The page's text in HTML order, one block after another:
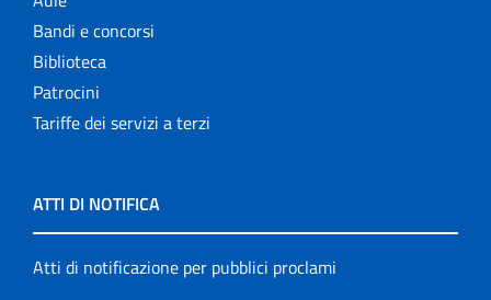
Bandi e concorsi
Biblioteca
Patrocini
Tariffe dei servizi a terzi
ATTI DI NOTIFICA
Atti di notificazione per pubblici proclami